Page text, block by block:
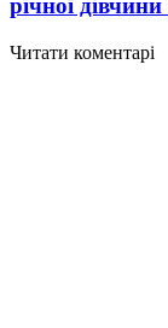
річної дівчини
Читати коментарі